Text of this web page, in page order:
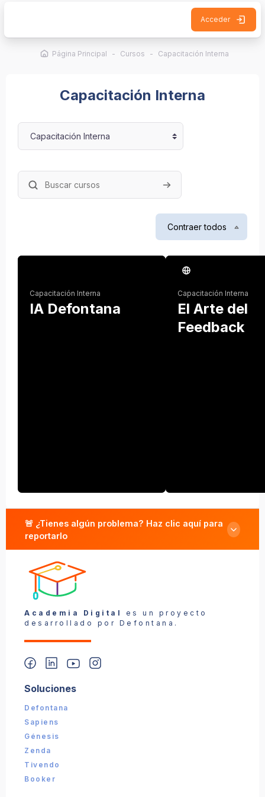
Acceder
Página Principal Cursos Capacitación Interna
Capacitación Interna
Categorías
Buscar cursos Buscar cursos
Contraer todos
Capacitación Interna
IA Defontana
Capacitación Interna
El Arte del
Feedback
🚨 ¿Tienes algún problema? Haz clic aquí para
reportarlo
Reportar un problema
📎 Captura (opcional):
Academia Digital
es un proyecto
desarrollado por Defontana.
Soluciones
Defontana
Sapiens
Génesis
Zenda
Tivendo
Booker